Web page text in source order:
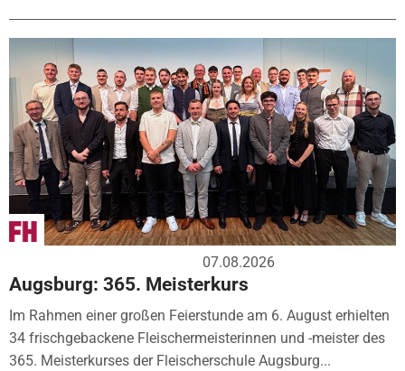
07.08.2026
Augsburg: 365. Meisterkurs
Im Rahmen einer großen Feierstunde am 6. August erhielten
34 frischgebackene Fleischermeisterinnen und -meister des
365. Meisterkurses der Fleischerschule Augsburg...